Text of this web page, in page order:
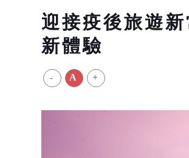
迎接疫後旅遊
新體驗
- A +